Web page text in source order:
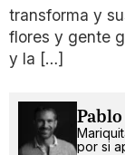
transforma y
flores y gente
y la […]
por si